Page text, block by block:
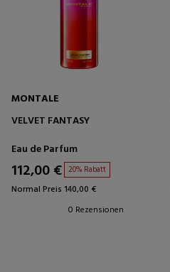
MONTALE
VELVET FANTASY
Eau de Parfum
112,00 € 20% Rabatt
Normal Preis 140,00 €
0 Rezensionen